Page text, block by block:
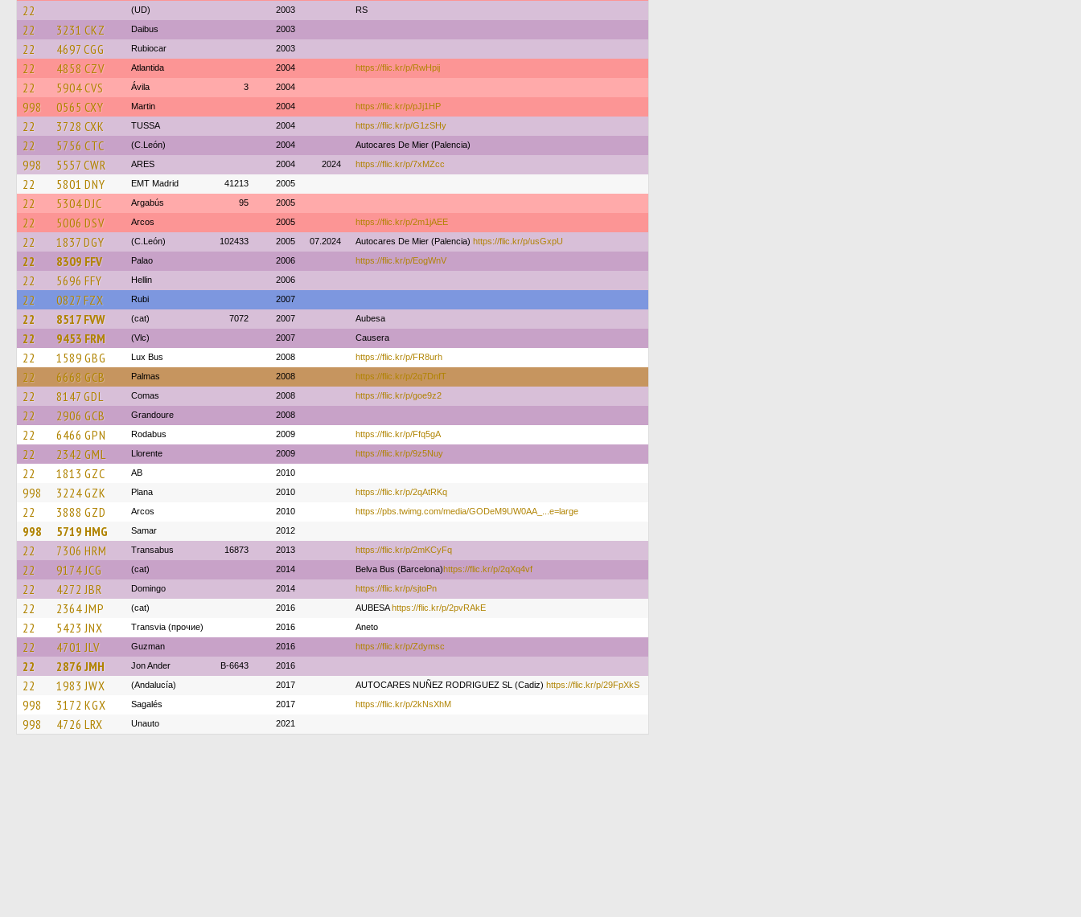
22 (UD) 2003 RS
22 3231 CKZ Daibus 2003
22 4697 CGG Rubiocar 2003
22 4858 CZV Atlantida 2004 https://flic.kr/p/RwHpij
22 5904 CVS Ávila 3 2004
998 0565 CXY Martin 2004 https://flic.kr/p/pJj1HP
22 3728 CXK TUSSA 2004 https://flic.kr/p/G1zSHy
22 5756 CTC (C.León) 2004 Autocares De Mier (Palencia)
998 5557 CWR ARES 2004 2024 https://flic.kr/p/7xMZcc
22 5801 DNY EMT Madrid 41213 2005
22 5304 DJC Argabús 95 2005
22 5006 DSV Arcos 2005 https://flic.kr/p/2m1jAEE
22 1837 DGY (C.León) 102433 2005 07.2024 Autocares De Mier (Palencia) https://flic.kr/p/usGxpU
22 8309 FFV Palao 2006 https://flic.kr/p/EogWnV
22 5696 FFY Hellin 2006
22 0827 FZX Rubi 2007
22 8517 FVW (cat) 7072 2007 Aubesa
22 9453 FRM (Vlc) 2007 Causera
22 1589 GBG Lux Bus 2008 https://flic.kr/p/FR8urh
22 6668 GCB Palmas 2008 https://flic.kr/p/2q7DnfT
22 8147 GDL Comas 2008 https://flic.kr/p/goe9z2
22 2906 GCB Grandoure 2008
22 6466 GPN Rodabus 2009 https://flic.kr/p/Ffq5gA
22 2342 GML Llorente 2009 https://flic.kr/p/9z5Nuy
22 1813 GZC AB 2010
998 3224 GZK Plana 2010 https://flic.kr/p/2qAtRKq
22 3888 GZD Arcos 2010 https://pbs.twimg.com/media/GODeM9UW0AA_...e=large
998 5719 HMG Samar 2012
22 7306 HRM Transabus 16873 2013 https://flic.kr/p/2mKCyFq
22 9174 JCG (cat) 2014 Belva Bus (Barcelona)https://flic.kr/p/2qXq4vf
22 4272 JBR Domingo 2014 https://flic.kr/p/sjtoPn
22 2364 JMP (cat) 2016 AUBESAhttps://flic.kr/p/2pvRAkE
22 5423 JNX Transvia (прочие) 2016 Aneto
22 4701 JLV Guzman 2016 https://flic.kr/p/Zdymsc
22 2876 JMH Jon Ander B-6643 2016
22 1983 JWX (Andalucía) 2017 AUTOCARES NUÑEZ RODRIGUEZ SL (Cadiz) https://flic.kr/p/29FpXkS
998 3172 KGX Sagalés 2017 https://flic.kr/p/2kNsXhM
998 4726 LRX Unauto 2021